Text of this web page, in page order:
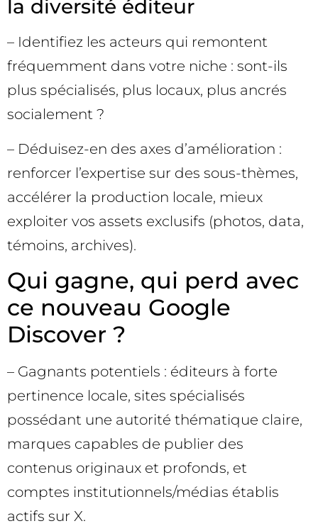
la diversité éditeur
– Identifiez les acteurs qui remontent
fréquemment dans votre niche : sont-ils
plus spécialisés, plus locaux, plus ancrés
socialement ?
– Déduisez-en des axes d’amélioration :
renforcer l’expertise sur des sous-thèmes,
accélérer la production locale, mieux
exploiter vos assets exclusifs (photos, data,
témoins, archives).
Qui gagne, qui perd avec
ce nouveau Google
Discover ?
– Gagnants potentiels : éditeurs à forte
pertinence locale, sites spécialisés
possédant une autorité thématique claire,
marques capables de publier des
contenus originaux et profonds, et
comptes institutionnels/médias établis
actifs sur X.